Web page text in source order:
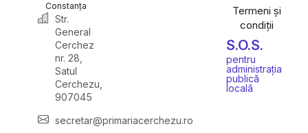
Constanța
Str.
General
Cerchez
nr. 28,
Satul
Cerchezu,
907045
secretar@primariacerchezu.ro
Termeni și
condiții
S.O.S.
pentru
administrația
publică
locală